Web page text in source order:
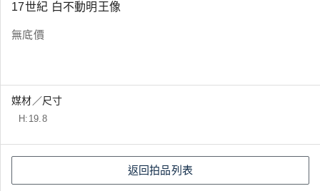
17世紀 白不動明王像
無底價
媒材／尺寸
H:19.8
返回拍品列表